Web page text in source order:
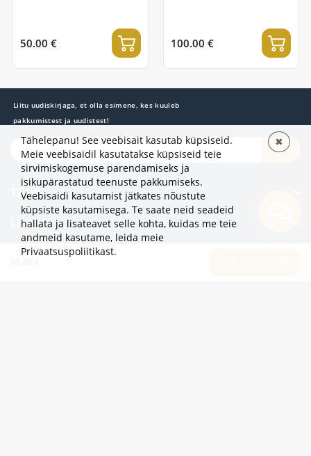
50.00 € 100.00 €
Liitu uudiskirjaga, et olla esimene, kes kuuleb
pakkumistest ja uudistest!
TELLI
TEAVE
LISAKS
KATEGOORIAD
Tähelepanu! See veebisait kasutab küpsiseid.
Meie veebisaidil kasutatakse küpsiseid teie
sirvimiskogemuse parendamiseks ja
isikupärastatud teenuste pakkumiseks.
Veebisaidi kasutamist jätkates nõustute
küpsiste kasutamisega. Te saate neid seadeid
hallata ja lisateavet selle kohta, kuidas me teie
andmeid kasutame, leida meie
Privaatsuspoliitikast.
✖